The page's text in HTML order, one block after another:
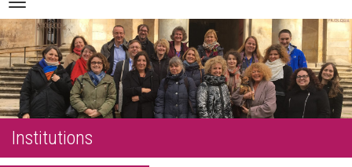
to
content
Navigation
Institutions